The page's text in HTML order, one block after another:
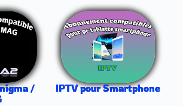
/
IPTV pour Smartphone